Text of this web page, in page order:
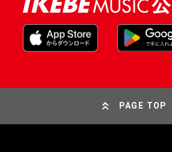
PAGE TOP